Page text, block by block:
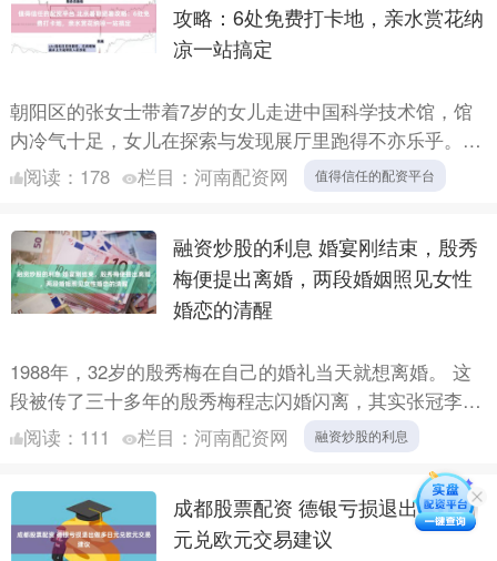
攻略：6处免费打卡地，亲水赏花纳
凉一站搞定
朝阳区的张女士带着7岁的女儿走进中国科学技术馆，馆
内冷气十足，女儿在探索与发现展厅里跑得不亦乐乎。张
女士看了一眼手机，门票免费，只花了15分钟预约。与此
阅读： 178 栏目： 河南配资网 值得信任的配资平台
融资炒股的利息 婚宴刚结束，殷秀
梅便提出离婚，两段婚姻照见女性
婚恋的清醒
1988年，32岁的殷秀梅在自己的婚礼当天就想离婚。 这
段被传了三十多年的殷秀梅程志闪婚闪离，其实张冠李戴
——程志根本不是她前夫，两人只是中央音乐学院的同
阅读： 111 栏目： 河南配资网 融资炒股的利息
成都股票配资 德银亏损退出做多日
元兑欧元交易建议